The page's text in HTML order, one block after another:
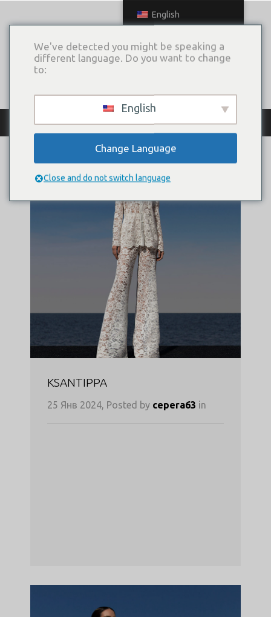
Archive
KSANTIPPA
25 Янв 2024, Posted by cepera63 in
English
We've detected you might be speaking a
different language. Do you want to change
to:
English
Change Language
Close and do not switch language